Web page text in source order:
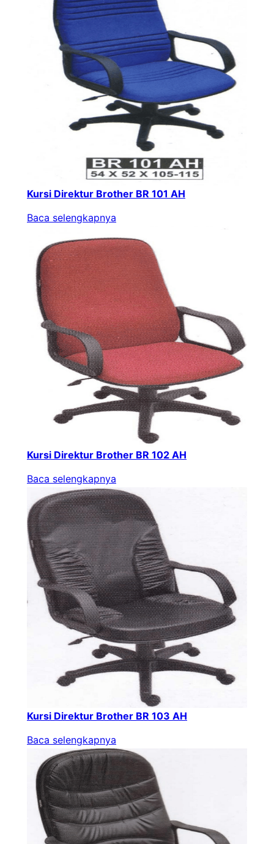
Kursi Direktur Brother BR 101 AH
Baca selengkapnya
Kursi Direktur Brother BR 102 AH
Baca selengkapnya
Kursi Direktur Brother BR 103 AH
Baca selengkapnya